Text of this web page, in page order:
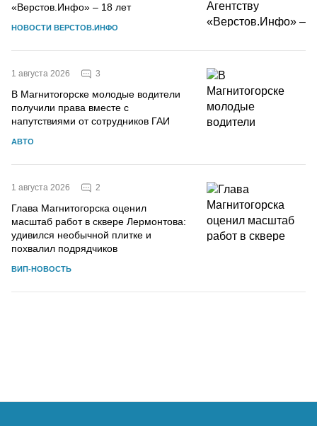
«Верстов.Инфо» – 18 лет
НОВОСТИ ВЕРСТОВ.ИНФО
1 августа 2026 3
В Магнитогорске молодые водители
получили права вместе с
напутствиями от сотрудников ГАИ
АВТО
1 августа 2026 2
Глава Магнитогорска оценил
масштаб работ в сквере Лермонтова:
удивился необычной плитке и
похвалил подрядчиков
ВИП-НОВОСТЬ